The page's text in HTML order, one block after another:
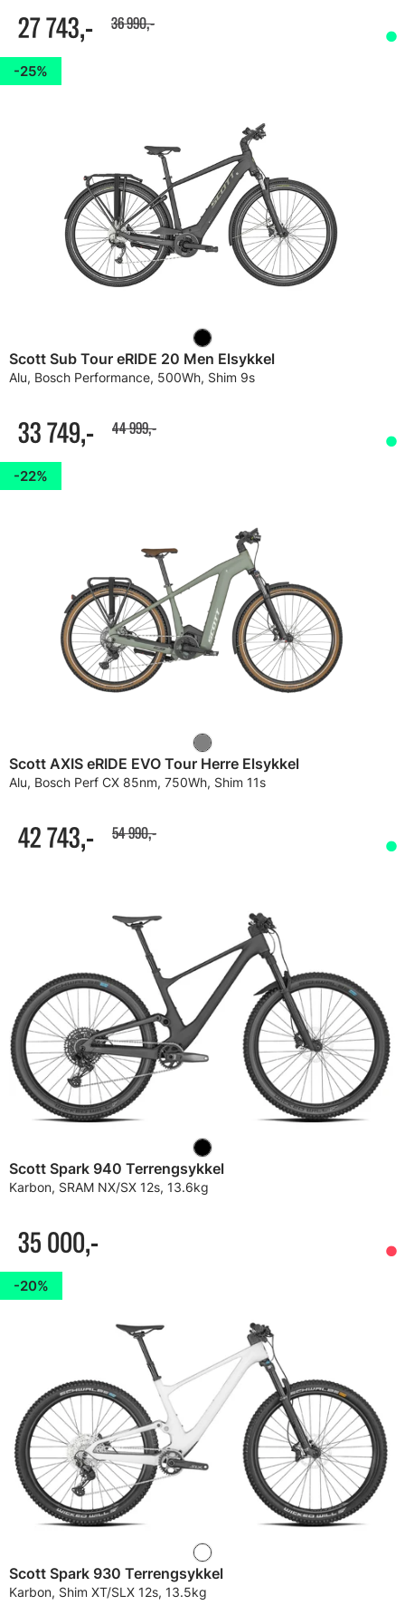
27 743,- 36 990,-
25%
Scott Sub Tour eRIDE 20 Men Elsykkel
Alu, Bosch Performance, 500Wh, Shim 9s
33 749,- 44 999,-
22%
Scott AXIS eRIDE EVO Tour Herre Elsykkel
Alu, Bosch Perf CX 85nm, 750Wh, Shim 11s
42 743,- 54 990,-
Scott Spark 940 Terrengsykkel
Karbon, SRAM NX/SX 12s, 13.6kg
35 000,-
20%
Scott Spark 930 Terrengsykkel
Karbon, Shim XT/SLX 12s, 13.5kg